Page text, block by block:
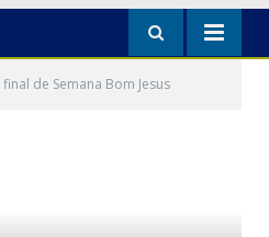
de Semana Bom Jesus